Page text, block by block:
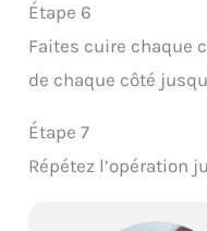
Étape 6
Faites cuire chaque
de chaque côté
Étape 7
Répétez l’opération